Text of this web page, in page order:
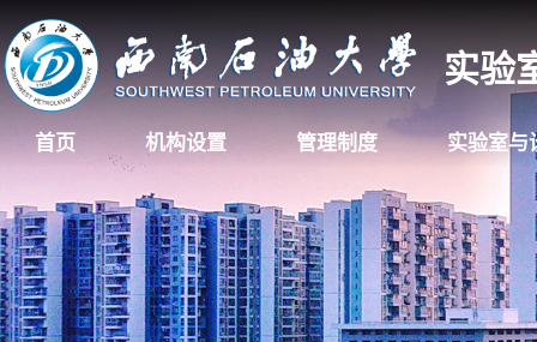
实验
首页 机构设置 管理制度 实验室与